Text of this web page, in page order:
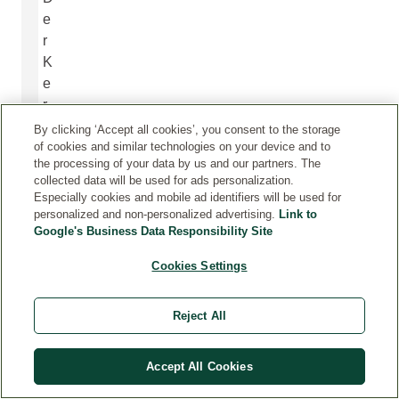
e
r
K
e
r
n
d
e
G
r
a
f
By clicking ‘Accept all cookies’, you consent to the storage
of cookies and similar technologies on your device and to
the processing of your data by us and our partners. The
collected data will be used for ads personalization.
Especially cookies and mobile ad identifiers will be used for
personalized and non-personalized advertising. Link to
Google's Business Data Responsibility Site
Cookies Settings
Reject All
Accept All Cookies